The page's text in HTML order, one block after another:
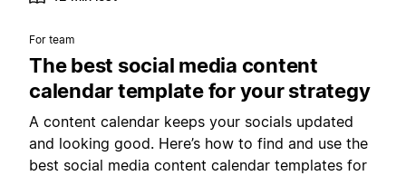
For team
The best social media content
calendar template for your strategy
A content calendar keeps your socials updated
and looking good. Here’s how to find and use the
best social media content calendar templates for